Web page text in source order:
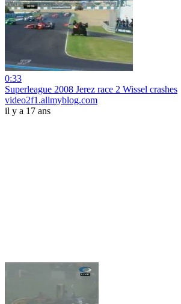
0:33
Superleague 2008 Jerez race 2 Wissel crashes
video2f1.allmyblog.com
il y a 17 ans